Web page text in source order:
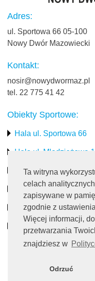
Ta witryna
celach
zapisywane w
zgodnie z
Więcej informacji,
przetwarzania
znajdziesz w
Odrzuć
Adres:
ul. Sportowa 66 05-100
Nowy Dwór Mazowiecki
Kontakt:
nosir@nowydwormaz.pl
tel. 22 775 41 42
Obiekty Sportowe:
Hala ul. Sportowa 66
Hala ul. Młodzieżowa 1
Stadion miejski
Obiekty rekreacyjne
Pływalnia
Turystyka
Dołącz do nas: